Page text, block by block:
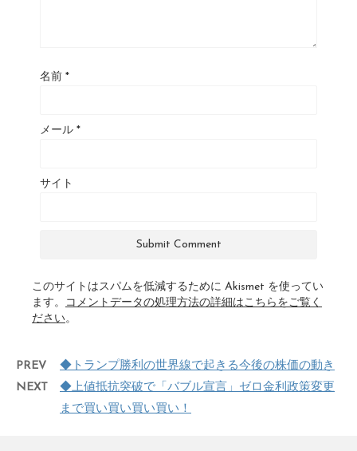
名前 *
メール *
サイト
このサイトはスパムを低減するために Akismet を使ってい
ます。
コメントデータの処理方法の詳細はこちらをご覧く
ださい。
PREV
◆トランプ勝利の世界線で起きる今後の株価の動き
NEXT
◆上値抵抗突破で「バブル宣言」ゼロ金利政策変更
まで買い買い買い買い！